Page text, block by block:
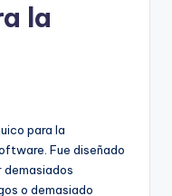
la
para la
Fue diseñado
demasiados
o demasiado